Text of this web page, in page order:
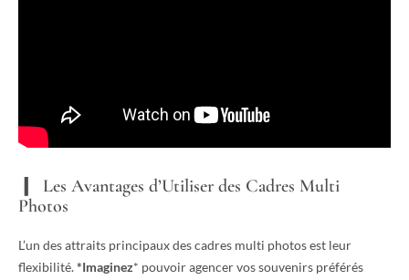
Les Avantages d’Utiliser des Cadres Multi
Photos
L’un des attraits principaux des cadres multi photos est leur
flexibilité.*Imaginez* pouvoir agencer vos souvenirs préférés